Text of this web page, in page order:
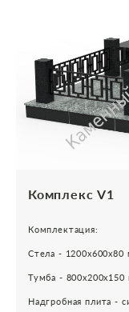
Комплекс V1
Комплектация:
Стела - 1200х600х80
Тумба - 800х200х150
Надгробная плита -